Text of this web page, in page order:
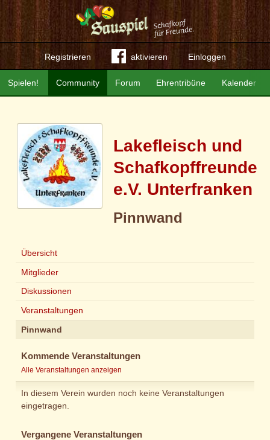
Registrieren aktivieren Einloggen
Community Forum Ehrentribüne Kalender
Spielen!
Lakefleisch und
Schafkopffreunde
e.V. Unterfranken
Pinnwand
Übersicht
Mitglieder
Diskussionen
Veranstaltungen
Pinnwand
Kommende Veranstaltungen
Alle Veranstaltungen anzeigen
In diesem Verein wurden noch keine Veranstaltungen
eingetragen.
Vergangene Veranstaltungen